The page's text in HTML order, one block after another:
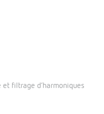
et filtrage d’harmoniques